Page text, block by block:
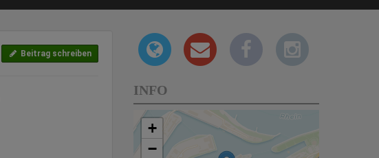
Beitrag schreiben
INFO
+
−